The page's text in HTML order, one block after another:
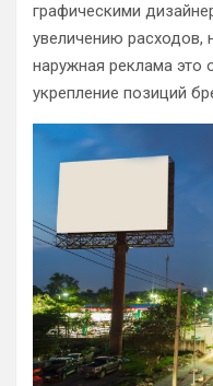
графическими
увеличению расходов,
наружная реклама это
укрепление позиций